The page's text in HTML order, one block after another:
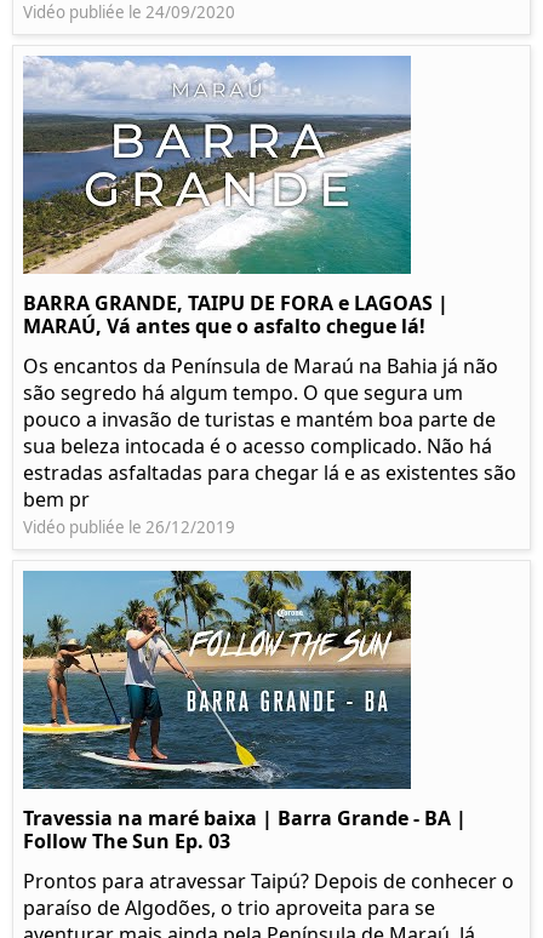
Vidéo publiée le 24/09/2020
BARRA GRANDE, TAIPU DE FORA e LAGOAS |
MARAÚ, Vá antes que o asfalto chegue lá!
Os encantos da Península de Maraú na Bahia já não
são segredo há algum tempo. O que segura um
pouco a invasão de turistas e mantém boa parte de
sua beleza intocada é o acesso complicado. Não há
estradas asfaltadas para chegar lá e as existentes são
bem pr
Vidéo publiée le 26/12/2019
Travessia na maré baixa | Barra Grande - BA |
Follow The Sun Ep. 03
Prontos para atravessar Taipú? Depois de conhecer o
paraíso de Algodões, o trio aproveita para se